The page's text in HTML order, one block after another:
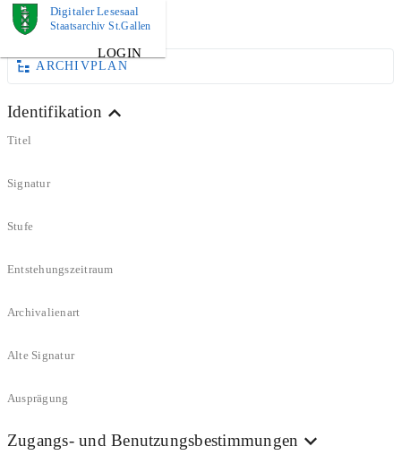
Digitaler Lesesaal
Staatsarchiv St.Gallen
LOGIN
DOKUMENT
ARCHIVPLAN
Identifikation
Titel
Signatur
Stufe
Entstehungszeitraum
Archivalienart
Alte Signatur
Ausprägung
Zugangs- und Benutzungsbestimmungen